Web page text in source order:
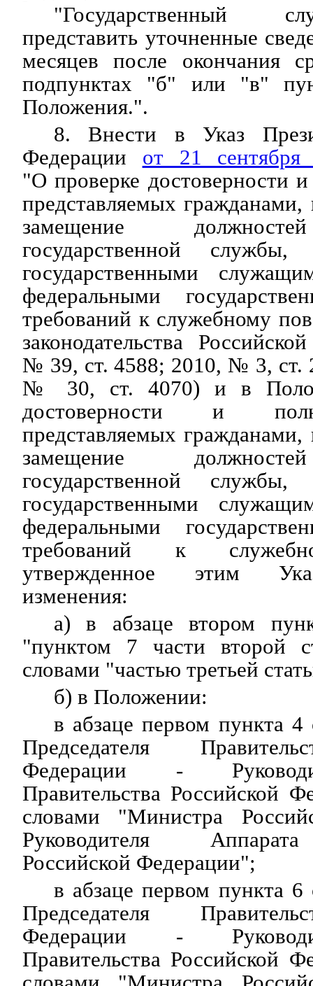
"Государственный
представить уточненные
месяцев после окончания
подпунктах "б" или "в"
Положения.".
8. Внести в Указ
Федерации от 21
"О проверке достоверности
представляемых
замещение
государственной
государственными
федеральными
требований к служебному
законодательства
№ 39, ст. 4588; 2010, № 3, ст.
№ 30, ст. 4070) и в
достоверности и
представляемых
замещение
государственной
государственными
федеральными
требований к
утвержденное этим
изменения:
а) в абзаце втором
"пунктом 7 части второй
словами "частью третьей
б) в Положении:
в абзаце первом пункта 4
Председателя
Федерации -
Правительства Российской
словами "Министра
Руководителя
Российской Федерации";
в абзаце первом пункта 6
Председателя
Федерации -
Правительства Российской